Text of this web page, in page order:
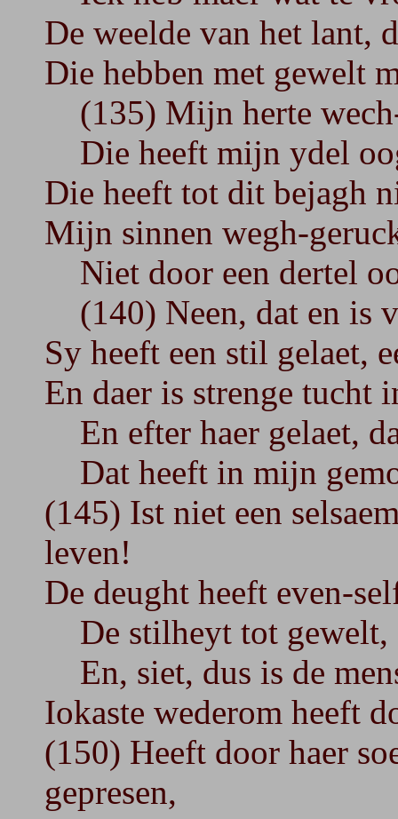
De weelde van het lant,
Die hebben met gewelt
(135) Mijn herte
Die heeft mijn ydel
Die heeft tot dit bejagh
Mijn sinnen wegh-
Niet door een dertel
(140) Neen, dat en is
Sy heeft een stil gelaet,
En daer is strenge tucht
En efter haer gelaet,
Dat heeft in mijn
(145) Ist niet een
leven!
De deught heeft even-
De stilheyt tot gewelt,
En, siet, dus is de
Iokaste wederom heeft
(150) Heeft door haer
gepresen,